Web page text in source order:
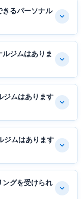
きるパーソナル
ジムはありま
ジムはあります
ジムはあります
ングを受けられ